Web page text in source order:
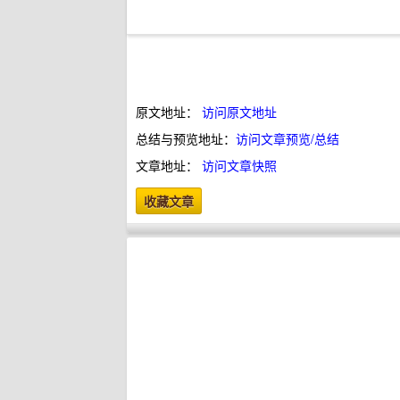
原文地址： 访问原文地址
总结与预览地址： 访问文章预览/总结
文章地址： 访问文章快照